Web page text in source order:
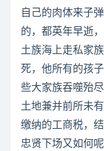
自己的肉体来子
的，都英年早逝
土族海上走私家
死，他所有的孩
些大家族吞噬殆
土地兼并前所未
缴纳的工商税，
忠贤下场又如何